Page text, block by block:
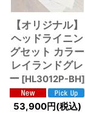
【オリジナル】
ヘッドライニン
グセット カラー
レイランドグレ
ー [HL3012P-BH]
53,900円(税込)